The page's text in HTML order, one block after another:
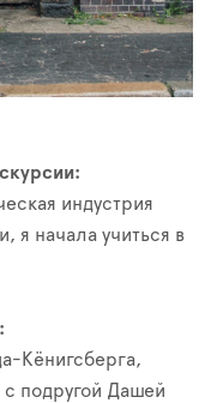
индустрия
я начала учиться в
Кёнигсберга,
подругой Дашей